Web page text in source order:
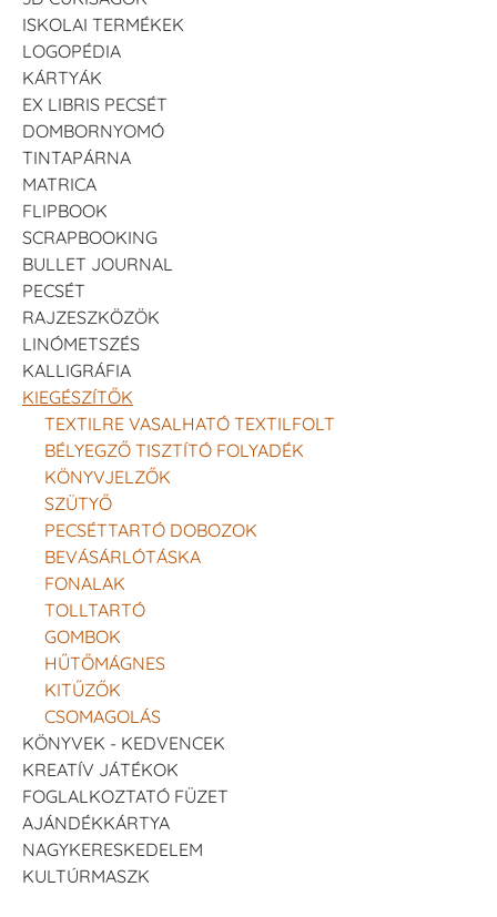
ISKOLAI TERMÉKEK
LOGOPÉDIA
KÁRTYÁK
EX LIBRIS PECSÉT
DOMBORNYOMÓ
TINTAPÁRNA
MATRICA
FLIPBOOK
SCRAPBOOKING
BULLET JOURNAL
PECSÉT
RAJZESZKÖZÖK
LINÓMETSZÉS
KALLIGRÁFIA
KIEGÉSZÍTŐK
TEXTILRE VASALHATÓ TEXTILFOLT
BÉLYEGZŐ TISZTÍTÓ FOLYADÉK
KÖNYVJELZŐK
SZÜTYŐ
PECSÉTTARTÓ DOBOZOK
BEVÁSÁRLÓTÁSKA
FONALAK
TOLLTARTÓ
GOMBOK
HŰTŐMÁGNES
KITŰZŐK
CSOMAGOLÁS
KÖNYVEK - KEDVENCEK
KREATÍV JÁTÉKOK
FOGLALKOZTATÓ FÜZET
AJÁNDÉKKÁRTYA
NAGYKERESKEDELEM
KULTÚRMASZK